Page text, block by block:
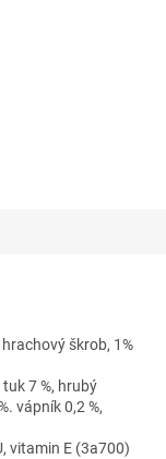
škrob, 1%
7 %, hrubý
vápník 0,2 %,
vitamin E (3a700)